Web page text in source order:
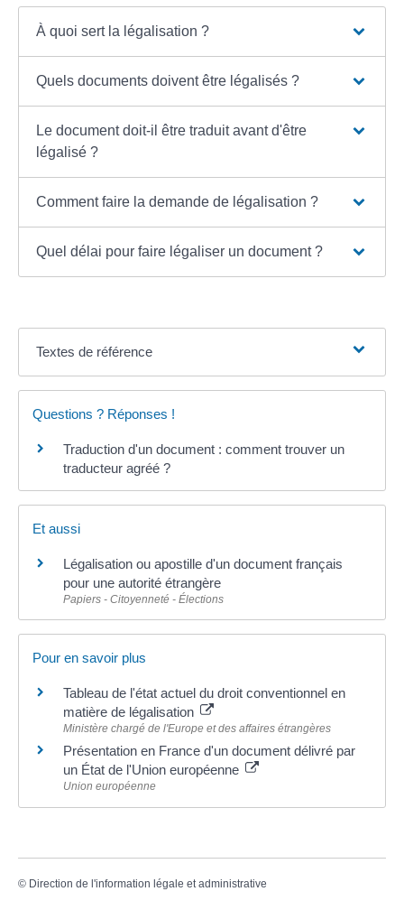
À quoi sert la légalisation ?
Quels documents doivent être légalisés ?
Le document doit-il être traduit avant d'être
légalisé ?
Comment faire la demande de légalisation ?
Quel délai pour faire légaliser un document ?
Textes de référence
Questions ? Réponses !
Traduction d'un document : comment trouver un
traducteur agréé ?
Et aussi
Légalisation ou apostille d'un document français
pour une autorité étrangère
Papiers - Citoyenneté - Élections
Pour en savoir plus
Tableau de l'état actuel du droit conventionnel en
matière de légalisation
Ministère chargé de l'Europe et des affaires étrangères
Présentation en France d'un document délivré par
un État de l'Union européenne
Union européenne
© Direction de l'information légale et administrative